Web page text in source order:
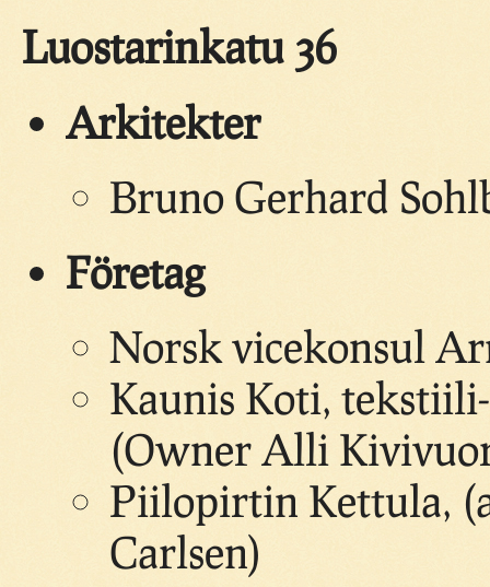
Luostarinkatu 36
Arkitekter
Bruno Gerhard
Företag
Norsk vicekonsul
Kaunis Koti,
(Owner Alli
Piilopirtin Kettula,
Carlsen)